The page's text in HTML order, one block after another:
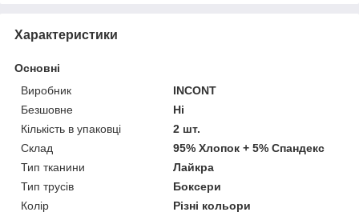
Характеристики
Основні
Виробник
INCONT
Безшовне
Ні
Кількість в упаковці
2 шт.
Склад
95% Хлопок + 5% Спандекс
Тип тканини
Лайкра
Тип трусів
Боксери
Колір
Різні кольори